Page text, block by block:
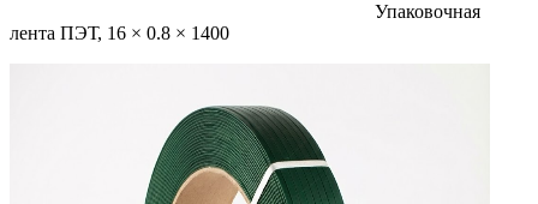
Упаковочная
лента ПЭТ, 16 × 0.8 × 1400